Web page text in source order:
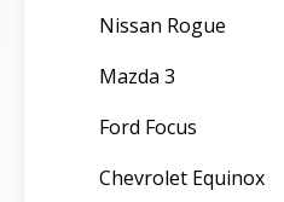
Nissan Rogue
Mazda 3
Ford Focus
Chevrolet Equinox